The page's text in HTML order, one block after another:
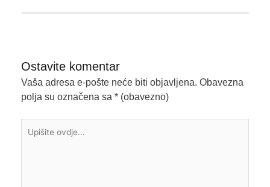
Ostavite komentar
Vaša adresa e-pošte neće biti objavljena. Obavezna
polja su označena sa * (obavezno)
ovdje...